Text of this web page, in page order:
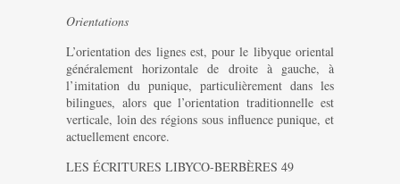
Orientations
L’orientation des lignes est, pour le libyque oriental
généralement horizontale de droite à gauche, à
l’imitation du punique, particulièrement dans les
bilingues, alors que l’orientation traditionnelle est
verticale, loin des régions sous influence punique, et
actuellement encore.
LES ÉCRITURES LIBYCO-BERBÈRES 49